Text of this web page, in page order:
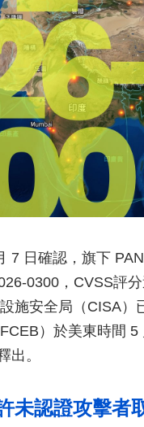
7 日確認，旗下
0300，CVSS評
施安全局（CISA
）於美東時間
出。
未認證攻擊者